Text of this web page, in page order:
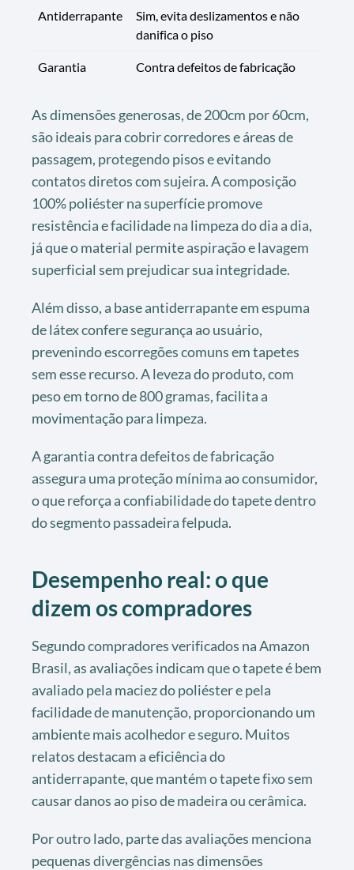
Antiderrapante
Sim, evita deslizamentos e não
danifica o piso
Garantia Contra defeitos de fabricação
As dimensões generosas, de 200cm por 60cm,
são ideais para cobrir corredores e áreas de
passagem, protegendo pisos e evitando
contatos diretos com sujeira. A composição
100% poliéster na superfície promove
resistência e facilidade na limpeza do dia a dia,
já que o material permite aspiração e lavagem
superficial sem prejudicar sua integridade.
Além disso, a base antiderrapante em espuma
de látex confere segurança ao usuário,
prevenindo escorregões comuns em tapetes
sem esse recurso. A leveza do produto, com
peso em torno de 800 gramas, facilita a
movimentação para limpeza.
A garantia contra defeitos de fabricação
assegura uma proteção mínima ao consumidor,
o que reforça a confiabilidade do tapete dentro
do segmento passadeira felpuda.
Desempenho real: o que
dizem os compradores
Segundo compradores verificados na Amazon
Brasil, as avaliações indicam que o tapete é bem
avaliado pela maciez do poliéster e pela
facilidade de manutenção, proporcionando um
ambiente mais acolhedor e seguro. Muitos
relatos destacam a eficiência do
antiderrapante, que mantém o tapete fixo sem
causar danos ao piso de madeira ou cerâmica.
Por outro lado, parte das avaliações menciona
pequenas divergências nas dimensões